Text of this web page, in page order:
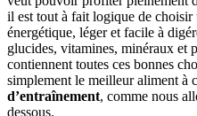
il est tout à fait logique de
énergétique, léger et facile à
glucides, vitamines, minéraux et
contiennent toutes ces bonnes
simplement le meilleur aliment à
d’entraînement, comme nous
dessous.